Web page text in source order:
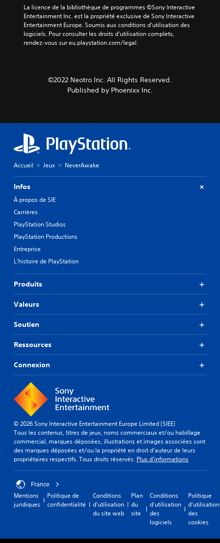
La licence de la bibliothèque de programmes ©Sony Interactive
Entertainment Inc. est la propriété exclusive de Sony Interactive
Entertainment Europe. Soumis aux conditions d’utilisation des
logiciels. Pour consulter les droits d’utilisation complets,
rendez-vous sur eu.playstation.com/legal.
©2022 Neotro Inc. All Rights Reserved.
Published by Phoenixx Inc.
Accueil Jeux NeverAwake
Infos
À propos de SIE
Carrières
PlayStation Studios
PlayStation Productions
Entreprise
L'histoire de PlayStation
Produits
Valeurs
Soutien
Ressources
Connexion
© 2026 Sony Interactive Entertainment Europe Limited (SIEE)
Tous les contenus, titres de jeux, noms commerciaux et/ou habillage
commercial, marques déposées, illustrations et images associées sont
des marques déposées et/ou la propriété en droit d'auteur de leurs
propriétaires respectifs. Tous droits réservés. Plus d'informations
France
Mentions
juridiques
Politique de
confidentialité
Conditions
d'utilisation
du site web
Plan
du
site
Conditions
d'utilisation
des
logiciels
Politique
d'utilisation
des
cookies